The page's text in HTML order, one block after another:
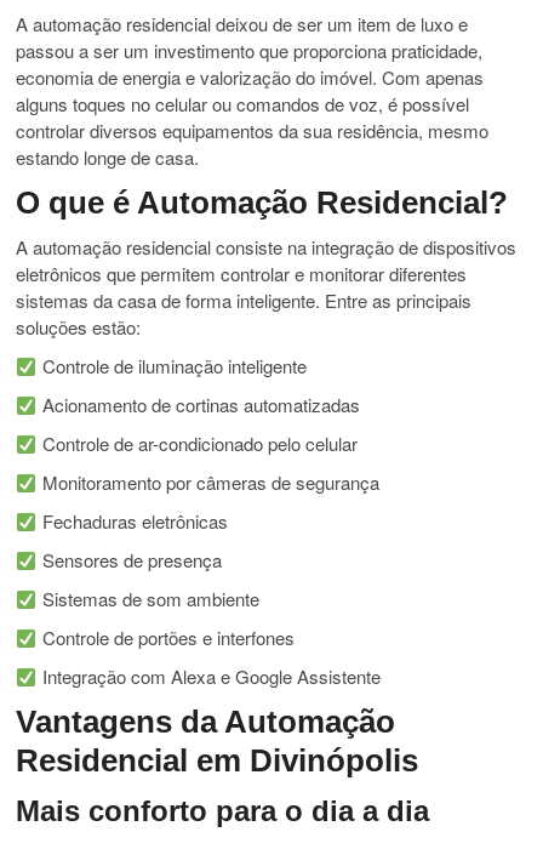
A automação residencial deixou de ser um item de luxo e
passou a ser um investimento que proporciona praticidade,
economia de energia e valorização do imóvel. Com apenas
alguns toques no celular ou comandos de voz, é possível
controlar diversos equipamentos da sua residência, mesmo
estando longe de casa.
O que é Automação Residencial?
A automação residencial consiste na integração de dispositivos
eletrônicos que permitem controlar e monitorar diferentes
sistemas da casa de forma inteligente. Entre as principais
soluções estão:
Controle de iluminação inteligente
Acionamento de cortinas automatizadas
Controle de ar-condicionado pelo celular
Monitoramento por câmeras de segurança
Fechaduras eletrônicas
Sensores de presença
Sistemas de som ambiente
Controle de portões e interfones
Integração com Alexa e Google Assistente
Vantagens da Automação
Residencial em Divinópolis
Mais conforto para o dia a dia